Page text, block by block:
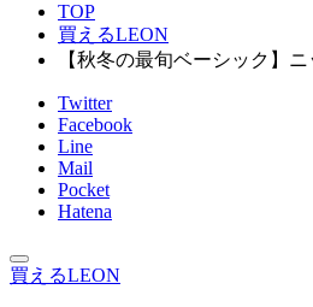
TOP
買えるLEON
【秋冬の最旬ベーシック】
Twitter
Facebook
Line
Mail
Pocket
Hatena
買えるLEON